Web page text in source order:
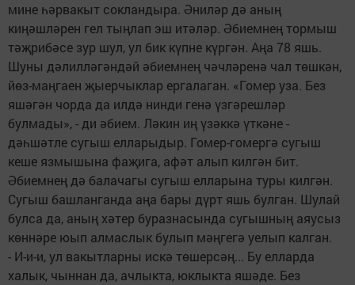
мине һәрвакыт сокландыра. Әниләр дә аның
киңәшләрен гел тыңлап эш итәләр. Әбиемнең тормыш
тәҗрибәсе зур шул, ул бик күпне күргән. Аңа 78 яшь.
Шуны дәлилләгәндәй әбиемнең чәчләренә чал төшкән,
йөз-маңгаен җыерчыклар ергалаган. «Гомер уза. Без
яшәгән чорда да илдә нинди генә үзгәрешләр
булмады», - ди әбием. Ләкин иң үзәккә үткәне -
дәһшәтле сугыш елларыдыр. Гомер-гомергә сугыш
кеше язмышына фаҗига, афәт алып килгән бит.
Әбиемнең дә балачагы сугыш елларына туры килгән.
Сугыш башланганда аңа бары дүрт яшь булган. Шулай
булса да, аның хәтер буразнасында сугышның аяусыз
көннәре юып алмаслык булып мәңгегә уелып калган.
- И-и-и, ул вакытларны искә төшерсәң... Бу елларда
халык, чыннан да, ачлыкта, юклыкта яшәде. Без